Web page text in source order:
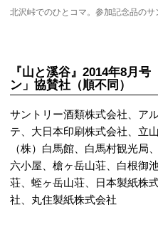
北沢峠でのひとコマ。参加記念品のサ
『山と溪谷』2014年8月
ン」協賛社（順不同）
サントリー酒類株式会社、ア
テ、大日本印刷株式会社、立
（株）白馬館、白馬村観光局
六小屋、槍ヶ岳山荘、白根御
荘、蛭ヶ岳山荘、日本製紙株
社、丸住製紙株式会社